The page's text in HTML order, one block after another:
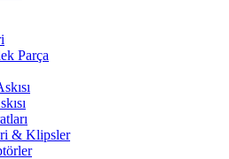
Parça
& Klipsler